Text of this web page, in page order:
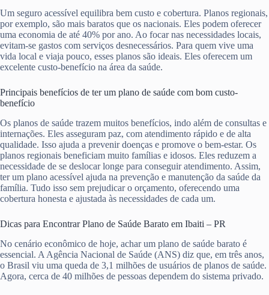
Um seguro acessível equilibra bem custo e cobertura. Planos regionais,
por exemplo, são mais baratos que os nacionais. Eles podem oferecer
uma economia de até 40% por ano. Ao focar nas necessidades locais,
evitam-se gastos com serviços desnecessários. Para quem vive uma
vida local e viaja pouco, esses planos são ideais. Eles oferecem um
excelente custo-benefício na área da saúde.
Principais benefícios de ter um plano de saúde com bom custo-
benefício
Os planos de saúde trazem muitos benefícios, indo além de consultas e
internações. Eles asseguram paz, com atendimento rápido e de alta
qualidade. Isso ajuda a prevenir doenças e promove o bem-estar. Os
planos regionais beneficiam muito famílias e idosos. Eles reduzem a
necessidade de se deslocar longe para conseguir atendimento. Assim,
ter um plano acessível ajuda na prevenção e manutenção da saúde da
família. Tudo isso sem prejudicar o orçamento, oferecendo uma
cobertura honesta e ajustada às necessidades de cada um.
Dicas para Encontrar Plano de Saúde Barato em Ibaiti – PR
No cenário econômico de hoje, achar um plano de saúde barato é
essencial. A Agência Nacional de Saúde (ANS) diz que, em três anos,
o Brasil viu uma queda de 3,1 milhões de usuários de planos de saúde.
Agora, cerca de 40 milhões de pessoas dependem do sistema privado.